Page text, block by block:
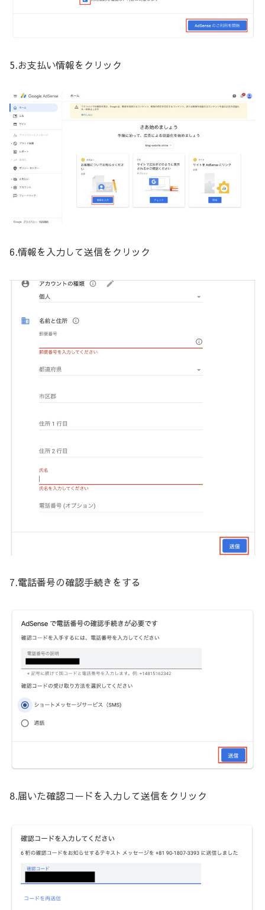
5.お支払い情報をクリック
6.情報を入力して送信をクリック
7.電話番号の確認手続きをする
8.届いた確認コードを入力して送信をクリック